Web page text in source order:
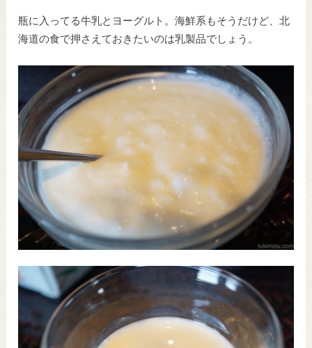
瓶に入ってる牛乳とヨーグルト。海鮮系もそうだけど、北
海道の食で押さえておきたいのは乳製品でしょう。